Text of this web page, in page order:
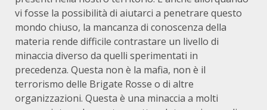
vi fosse la possibilità di aiutarci a penetrare questo
mondo chiuso, la mancanza di conoscenza della
materia rende difficile contrastare un livello di
minaccia diverso da quelli sperimentati in
precedenza. Questa non è la mafia, non è il
terrorismo delle Brigate Rosse o di altre
organizzazioni. Questa è una minaccia a molti